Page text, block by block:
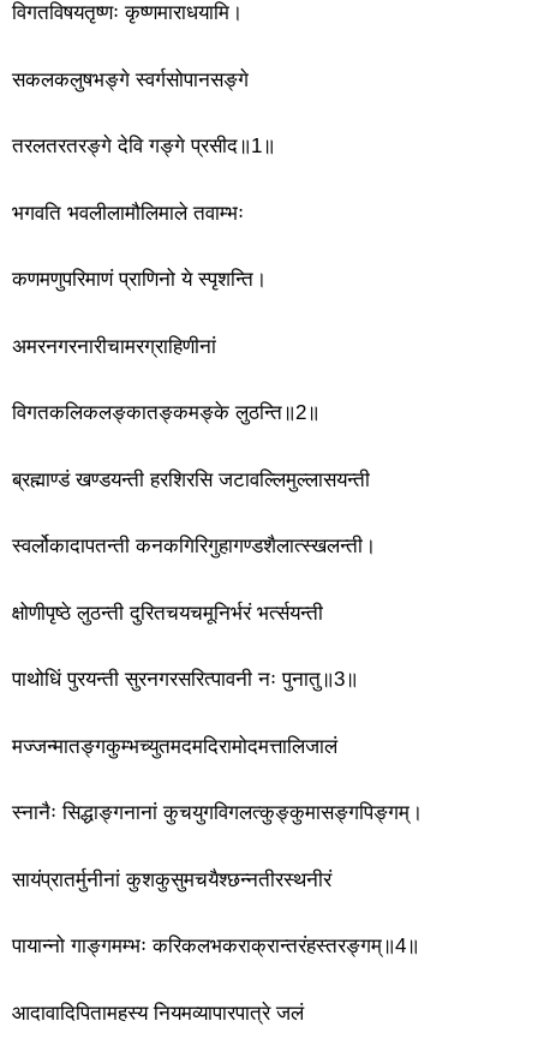
विगतविषयतृष्णः कृष्णमाराधयामि।
सकलकलुषभङ्गे स्वर्गसोपानसङ्गे
तरलतरतरङ्गे देवि गङ्गे प्रसीद॥1॥
भगवति भवलीलामौलिमाले तवाम्भः
कणमणुपरिमाणं प्राणिनो ये स्पृशन्ति।
अमरनगरनारीचामरग्राहिणीनां
विगतकलिकलङ्कातङ्कमङ्के लुठन्ति॥2॥
ब्रह्माण्डं खण्डयन्ती हरशिरसि जटावल्लिमुल्लासयन्ती
स्वर्लोकादापतन्ती कनकगिरिगुहागण्डशैलात्स्खलन्ती।
क्षोणीपृष्ठे लुठन्ती दुरितचयचमूनिर्भरं भर्त्सयन्ती
पाथोधिं पुरयन्ती सुरनगरसरित्पावनी नः पुनातु॥3॥
मज्जन्मातङ्गकुम्भच्युतमदमदिरामोदमत्तालिजालं
स्नानैः सिद्धाङ्गनानां कुचयुगविगलत्कुङ्कुमासङ्गपिङ्गम्।
सायंप्रातर्मुनीनां कुशकुसुमचयैश्छन्नतीरस्थनीरं
पायान्नो गाङ्गमम्भः करिकलभकराक्रान्तरंहस्तरङ्गम्॥4॥
आदावादिपितामहस्य नियमव्यापारपात्रे जलं